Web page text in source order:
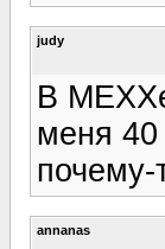
judy
В
меня 40
почему-
annanas